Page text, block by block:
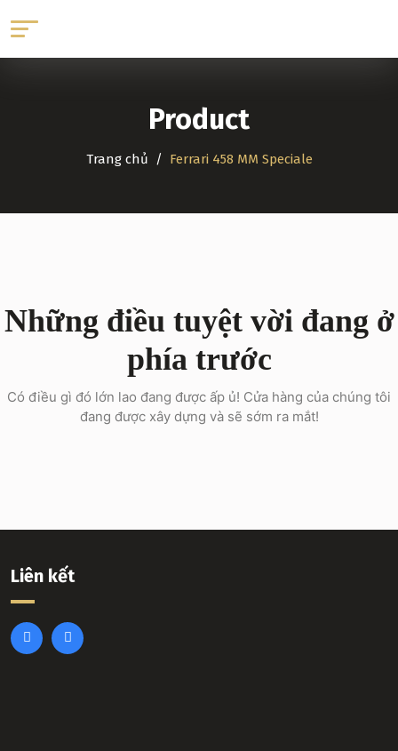
Product
Trang chủ Ferrari 458 MM Speciale
Những điều tuyệt vời đang ở
phía trước
Có điều gì đó lớn lao đang được ấp ủ! Cửa hàng của chúng tôi
đang được xây dựng và sẽ sớm ra mắt!
Liên kết